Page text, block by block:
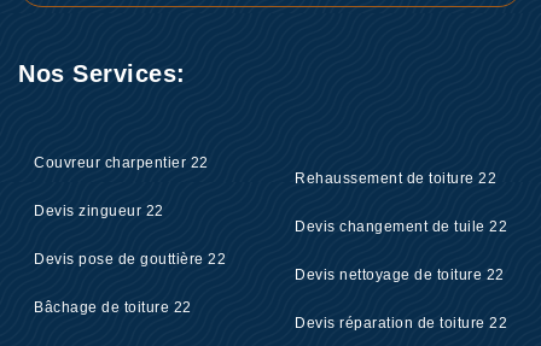
Nos Services:
Couvreur charpentier 22
Devis zingueur 22
Devis pose de gouttière 22
Bâchage de toiture 22
Rehaussement de toiture 22
Devis changement de tuile 22
Devis nettoyage de toiture 22
Devis réparation de toiture 22